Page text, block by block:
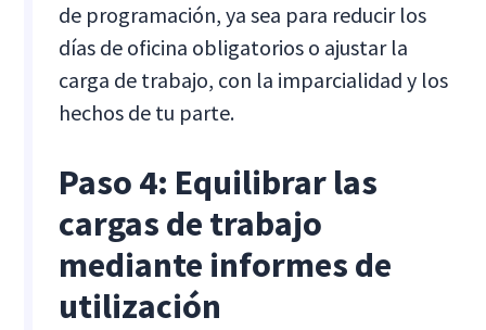
de programación, ya sea para reducir los
días de oficina obligatorios o ajustar la
carga de trabajo, con la imparcialidad y los
hechos de tu parte.
Paso 4: Equilibrar las
cargas de trabajo
mediante informes de
utilización